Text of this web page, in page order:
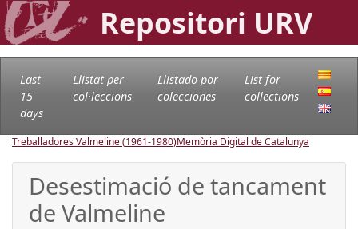
Repositori URV
Last
15
days
Llistat per
col·leccions
Llistado por
colecciones
List for
collections
Treballadores Valmeline (1961-1980)Memòria Digital de Catalunya
Desestimació de tancament
de Valmeline